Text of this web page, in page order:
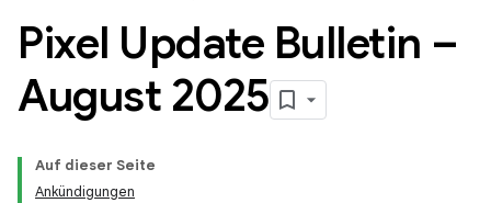
Pixel Update Bulletin –
August 2025
Auf dieser Seite
Ankündigungen